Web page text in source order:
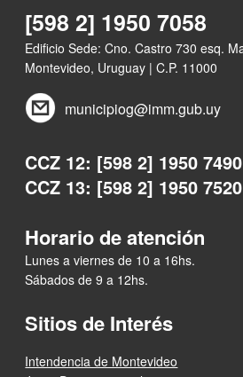
[598 2] 1950 7058
Edificio Sede: Cno. Castro 730 esq.
Montevideo, Uruguay | C.P. 11000
municipiog@imm.gub.uy
CCZ 12: [598 2] 1950 7490
CCZ 13: [598 2] 1950 7520
Horario de atención
Lunes a viernes de 10 a 16hs.
Sábados de 9 a 12hs.
Sitios de Interés
Intendencia de Montevideo